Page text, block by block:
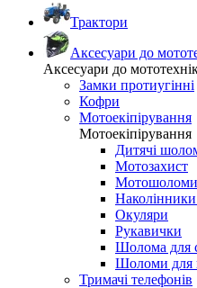
Трактори
Аксесуари до
Аксесуари до
Замки протиугінні
Кофри
Мотоекіпірування
Мотоекіпірування
Дитячі
Мотозахист
Мотошоломи
Окуляри
Рукавички
Шолома для
Шоломи для
Тримачі телефонів